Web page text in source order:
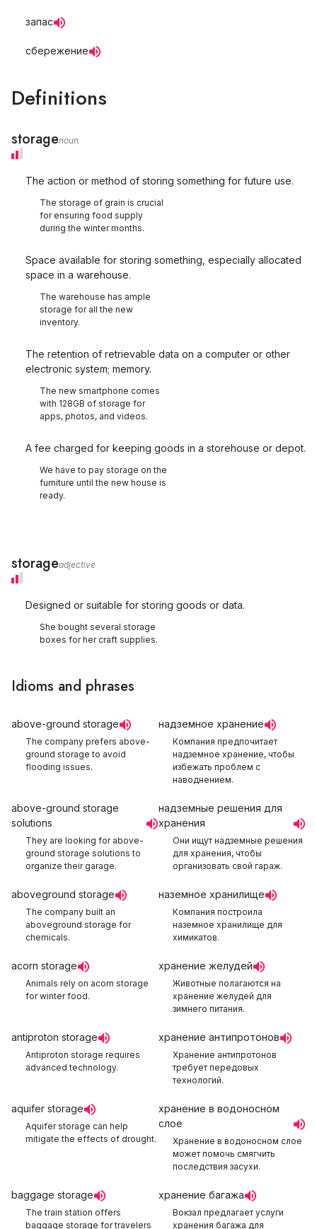
запас
сбережение
Definitions
storagenoun
The action or method of storing something for future use.
The storage of grain is crucial
for ensuring food supply
during the winter months.
Space available for storing something, especially allocated
space in a warehouse.
The warehouse has ample
storage for all the new
inventory.
The retention of retrievable data on a computer or other
electronic system; memory.
The new smartphone comes
with 128GB of storage for
apps, photos, and videos.
A fee charged for keeping goods in a storehouse or depot.
We have to pay storage on the
furniture until the new house is
ready.
storageadjective
Designed or suitable for storing goods or data.
She bought several storage
boxes for her craft supplies.
Idioms and phrases
above-ground storage
The company prefers above-
ground storage to avoid
flooding issues.
надземное хранение
Компания предпочитает
надземное хранение, чтобы
избежать проблем с
наводнением.
above-ground storage
solutions
They are looking for above-
ground storage solutions to
organize their garage.
надземные решения для
хранения
Они ищут надземные решения
для хранения, чтобы
организовать свой гараж.
aboveground storage
The company built an
aboveground storage for
chemicals.
наземное хранилище
Компания построила
наземное хранилище для
химикатов.
acorn storage
Animals rely on acorn storage
for winter food.
хранение желудей
Животные полагаются на
хранение желудей для
зимнего питания.
antiproton storage
Antiproton storage requires
advanced technology.
хранение антипротонов
Хранение антипротонов
требует передовых
технологий.
aquifer storage
Aquifer storage can help
mitigate the effects of drought.
хранение в водоносном
слое
Хранение в водоносном слое
может помочь смягчить
последствия засухи.
baggage storage
The train station offers
baggage storage for travelers
хранение багажа
Вокзал предлагает услуги
хранения багажа для